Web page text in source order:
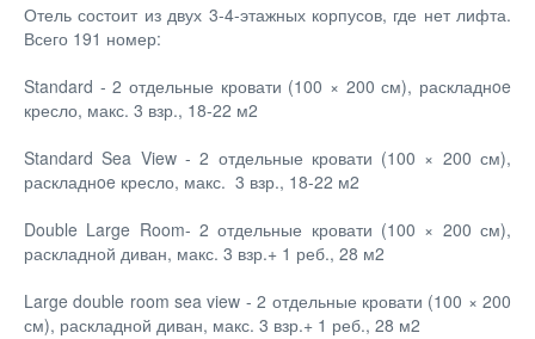
Отель состоит из двух 3-4-этажных корпусов, где нет лифта.
Всего 191 номер:
Standard - 2 отдельные кровати (100 × 200 см), раскладнoe
кресло, макс. 3 взр., 18-22 м2
Standard Sea View - 2 отдельные кровати (100 × 200 см),
раскладнoe кресло, макс. 3 взр., 18-22 м2
Double Large Room- 2 отдельные кровати (100 × 200 см),
раскладной диван, макс. 3 взр.+ 1 реб., 28 м2
Large double room sea view - 2 отдельные кровати (100 × 200
см), раскладной диван, макс. 3 взр.+ 1 реб., 28 м2